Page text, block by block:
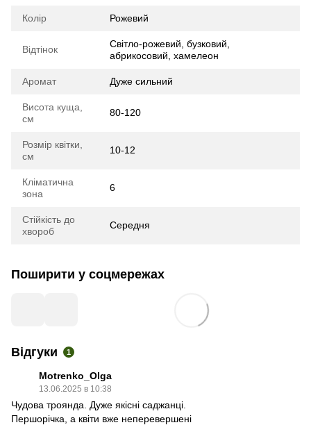
Колір Рожевий
Відтінок
Світло-рожевий, бузковий,
абрикосовий, хамелеон
Аромат Дуже сильний
Висота куща,
см
80-120
Розмір квітки,
см
10-12
Кліматична
зона
6
Стійкість до
хвороб
Середня
Поширити у соцмережах
Відгуки 1
Motrenko_Olga
13.06.2025 в 10:38
Чудова троянда. Дуже якісні саджанці.
Першорічка, а квіти вже неперевершені